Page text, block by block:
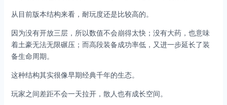
从目前版本结构来看，耐玩度还是比较高的。
因为没有开放三层，所以数值不会崩得太快；没有大药，也意味
着土豪无法无限碾压；而高段装备成功率低，又进一步延长了装
备生命周期。
这种结构其实很像早期经典千年的生态。
玩家之间差距不会一天拉开，散人也有成长空间。